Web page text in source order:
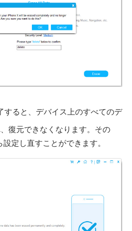
すると、デバイス上のすべてのデ
復元できなくなります。その
定し直すことができます。